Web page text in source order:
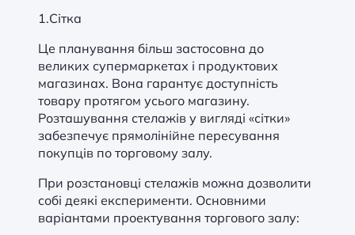
1.Сітка
Це планування більш застосовна до
великих супермаркетах і продуктових
магазинах. Вона гарантує доступність
товару протягом усього магазину.
Розташування стелажів у вигляді «сітки»
забезпечує прямолінійне пересування
покупців по торговому залу.
При розстановці стелажів можна дозволити
собі деякі експерименти. Основними
варіантами проектування торгового залу: